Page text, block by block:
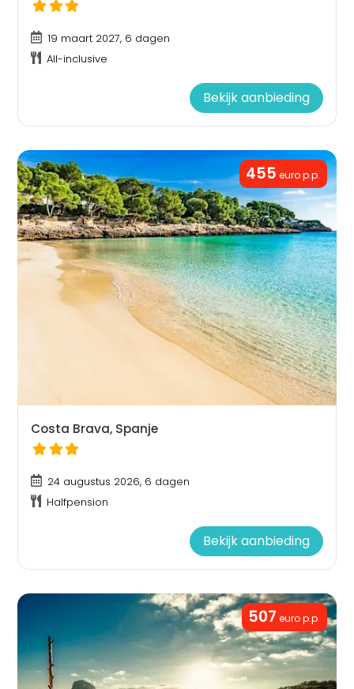
19 maart 2027, 6 dagen
All-inclusive
Bekijk aanbieding
455 euro p.p.
Costa Brava, Spanje
24 augustus 2026, 6 dagen
Halfpension
Bekijk aanbieding
507 euro p.p.